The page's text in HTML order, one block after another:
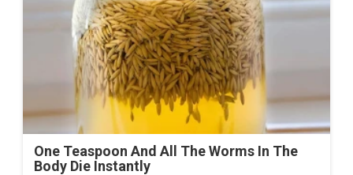
One Teaspoon And All The Worms In The
Body Die Instantly